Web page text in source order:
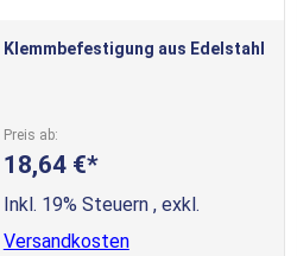
Klemmbefestigung aus Edelstahl
Preis ab
18,64 €
Inkl. 19% Steuern , exkl.
Versandkosten